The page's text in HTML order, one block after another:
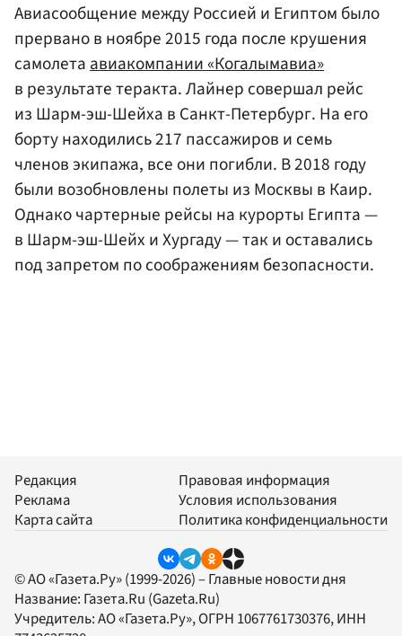
Авиасообщение между Россией и Египтом было
прервано в ноябре 2015 года после крушения
самолетаавиакомпании «Когалымавиа»
в результате теракта. Лайнер совершал рейс
из Шарм-эш-Шейха в Санкт-Петербург. На его
борту находились 217 пассажиров и семь
членов экипажа, все они погибли. В 2018 году
были возобновлены полеты из Москвы в Каир.
Однако чартерные рейсы на курорты Египта —
в Шарм-эш-Шейх и Хургаду — так и оставались
под запретом по соображениям безопасности.
Редакция
Реклама
Карта сайта
Правовая информация
Условия использования
Политика конфиденциальности
© АО «Газета.Ру» (1999-2026) – Главные новости дня
Название: Газета.Ru (Gazeta.Ru)
Учредитель:АО «Газета.Ру», ОГРН 1067761730376, ИНН